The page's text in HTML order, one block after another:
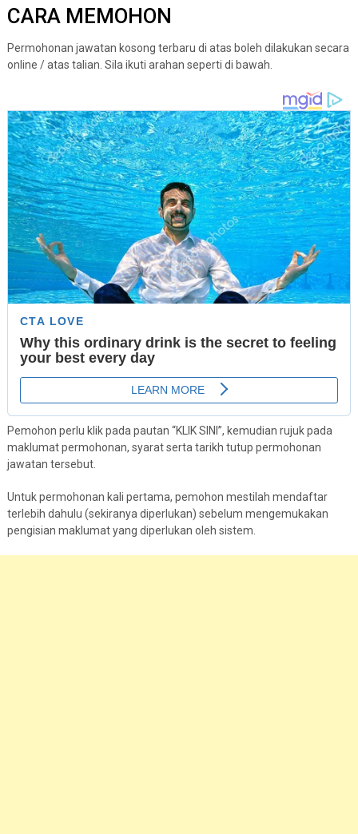
CARA MEMOHON
Permohonan jawatan kosong terbaru di atas boleh dilakukan secara
online / atas talian. Sila ikuti arahan seperti di bawah.
Pemohon perlu klik pada pautan “KLIK SINI”, kemudian rujuk pada
maklumat permohonan, syarat serta tarikh tutup permohonan
jawatan tersebut.
Untuk permohonan kali pertama, pemohon mestilah mendaftar
terlebih dahulu (sekiranya diperlukan) sebelum mengemukakan
pengisian maklumat yang diperlukan oleh sistem.